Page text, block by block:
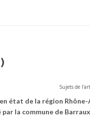
Sujets de
état de la région Rhône-
la commune de